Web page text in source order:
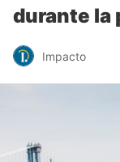
durante la
Impacto